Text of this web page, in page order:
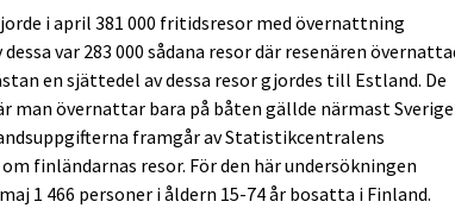
i april 381 000 fritidsresor med övernattning
var 283 000 sådana resor där resenären
en sjättedel av dessa resor gjordes till Estland. De
man övernattar bara på båten gällde närmast
framgår av Statistikcentralens
finländarnas resor. För den här undersökningen
1 466 personer i åldern 15-74 år bosatta i Finland.